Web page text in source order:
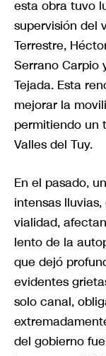
esta obra tuvo
supervisión del
Terrestre,
Serrano Carpio
Tejada. Esta
mejorar la
permitiendo un
Valles del Tuy.
En el pasado,
intensas
vialidad,
lento de la
que dejó
evidentes
solo canal,
del gobierno